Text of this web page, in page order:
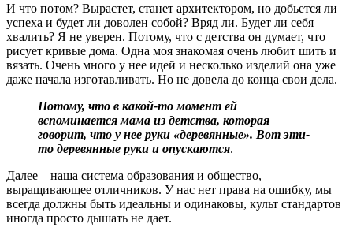
И что потом? Вырастет, станет архитектором, но добьется ли
успеха и будет ли доволен собой? Вряд ли. Будет ли себя
хвалить? Я не уверен. Потому, что с детства он думает, что
рисует кривые дома. Одна моя знакомая очень любит шить и
вязать. Очень много у нее идей и несколько изделий она уже
даже начала изготавливать. Но не довела до конца свои дела.
Потому, что в какой-то момент ей
вспоминается мама из детства, которая
говорит, что у нее руки «деревянные». Вот эти-
то деревянные руки и опускаются.
Далее – наша система образования и общество,
выращивающее отличников. У нас нет права на ошибку, мы
всегда должны быть идеальны и одинаковы, культ стандартов
иногда просто дышать не дает.